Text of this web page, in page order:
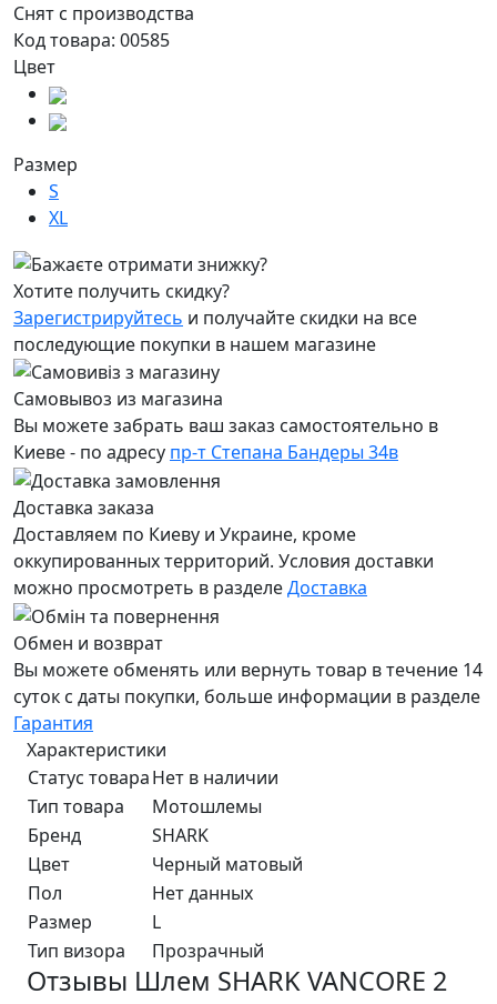
Снят с производства
Код товара: 00585
Цвет
Размер
S
XL
Хотите получить скидку?
Зарегистрируйтесь и получайте скидки на все
последующие покупки в нашем магазине
Самовывоз из магазина
Вы можете забрать ваш заказ самостоятельно в
Киеве - по адресу пр-т Степана Бандеры 34в
Доставка заказа
Доставляем по Киеву и Украине, кроме
оккупированных территорий. Условия доставки
можно просмотреть в разделеДоставка
Обмен и возврат
Вы можете обменять или вернуть товар в течение 14
суток с даты покупки, больше информации в разделе
Гарантия
Характеристики
Статус товараНет в наличии
Тип товара
Мотошлемы
Бренд
SHARK
Цвет
Черный матовый
Пол
Нет данных
Размер
L
Тип визора
Прозрачный
Отзывы Шлем SHARK VANCORE 2